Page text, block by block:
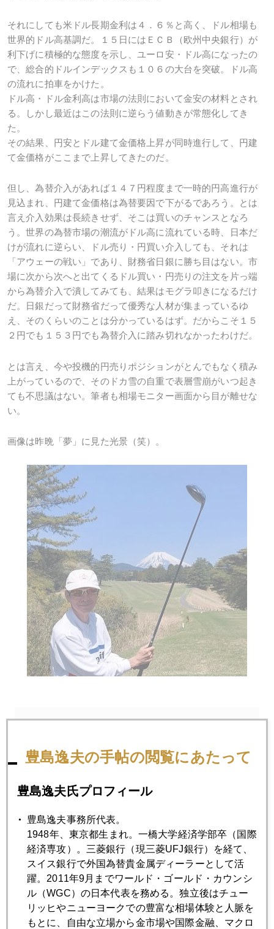
それにしても米ドル長期金利は４．６％と高く、ドル相場も
世界的ドル高基調だ。１５日にはＥＣＢ（欧州中央銀行）が
利下げに積極的な態度を示し、ユーロ安・ドル高になったの
で、総合的ドルインデックスも１０６の大台を突破。ドル高
の流れに拍車をかけた。
ドル高・ドル金利高は市場の法則において金安の材料とされ
る。しかし最近はこの法則に逆らう値動きが常態化してき
た。
その結果、円安とドル建て金価格上昇が同時進行して、円建
て金価格がここまで上昇してきたのだ。
但し、為替介入があれば１４７円程度まで一時的円高進行が
見込まれ、円建て金価格は為替要因で下がるであろう。とは
言え介入効果は長続きせず、そこは買いのチャンスとなろ
う。世界の為替市場の潮流がドル高に流れている時、日本だ
けが流れに逆らい、ドル売り・円買い介入しても、それは
「アウェーの戦い」であり、財務省日銀に勝ち目はない。市
場に次から次へと出てくるドル買い・円売りの注文を片っ端
から為替介入で潰してみても、結果はモグラ叩きになるだけ
だ。日銀だって財務省だって優秀な人材が集まっているゆ
え、そのくらいのことは分かっているはず。だからこそ１５
２円でも１５３円でも為替介入に踏み切れなかったわけだ。
とは言え、今や投機的円売りポジションがとんでもなく積み
上がっているので、そのドカ雪の自重で表層雪崩がいつ起き
ても不思議はない。筆者も相場モニター画面から目が離せな
い。
画像は昨晩「夢」に見た光景（笑）。
1月 2月 3月 4月 5月 6月
2024年04月26日
金礼賛論 急増
2024年04月25日
ＮＹ市場主導の１５５円突破、介入攻防は１５０円に
豊島逸夫の手帖の閲覧にあたって
豊島逸夫氏プロフィール
豊島逸夫事務所代表。
1948年、東京都生まれ。一橋大学経済学部卒（国際
経済専攻）。三菱銀行（現三菱UFJ銀行）を経て、
スイス銀行で外国為替貴金属ディーラーとして活
躍。2011年9月までワールド・ゴールド・カウンシ
ル（WGC）の日本代表を務める。独立後はチュー
リッヒやニューヨークでの豊富な相場体験と人脈を
もとに、自由な立場から金市場や国際金融、マクロ